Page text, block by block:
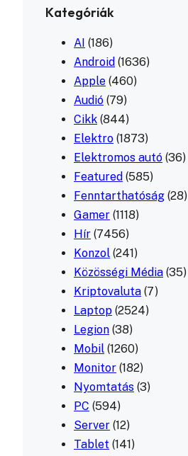
Kategóriák
AI (186)
Android (1636)
Apple (460)
Audió (79)
Cikk (844)
Elektro (1873)
Elektromos autó (36)
Featured (585)
Fenntarthatóság (28)
Gamer (1118)
Hír (7456)
Konzol (241)
Közösségi Média (35)
Kriptovaluta (7)
Laptop (2524)
Legion (38)
Mobil (1260)
Monitor (182)
Nyomtatás (3)
PC (594)
Server (12)
Tablet (141)